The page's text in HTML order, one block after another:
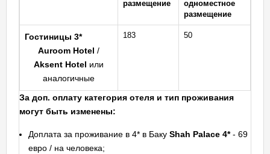
размещение
одноместное
размещение
Гостиницы 3*
Auroom Hotel /
Aksent Hotel или
аналогичные
183 50
За доп. оплату категория отеля и тип проживания
могут быть изменены:
Доплата за проживание в 4* в Баку Shah Palace 4*- 69
евро / на человека;